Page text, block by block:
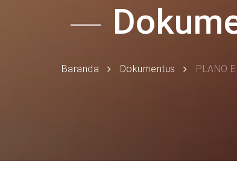
Baranda Dokumentus PLANO